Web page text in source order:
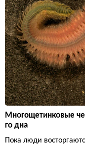
Многощетинковые
го дна
Пока люди